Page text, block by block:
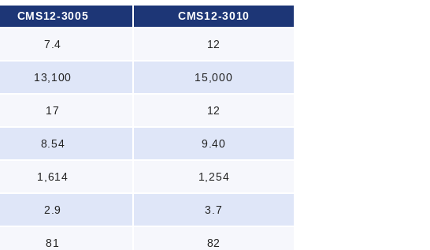
CMS12-3005 CMS12-3010
7.4 12
13,100 15,000
17 12
8.54 9.40
1,614 1,254
2.9 3.7
81 82